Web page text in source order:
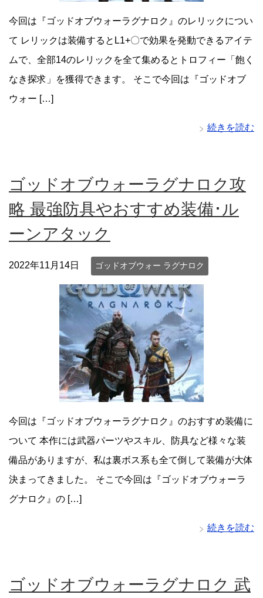
今回は『ゴッドオブウォーラグナロク』のレリックについ
て レリックは装備するとL1+〇で効果を発動できるアイテ
ムで、全部14のレリックを全て集めるとトロフィー「飽く
なき探求」を獲得できます。 そこで今回は『ゴッドオブ
ウォー […]
続きを読む
ゴッドオブウォーラグナロク攻
略 最強防具やおすすめ装備･ル
ーンアタック
2022年11月14日 ゴッドオブウォー ラグナロク
今回は『ゴッドオブウォーラグナロク』のおすすめ装備に
ついて 本作には武器パーツやスキル、防具など様々な装
備品がありますが、私は裏ボス系も全て倒して装備が大体
決まってきました。 そこで今回は『ゴッドオブウォーラ
グナロク』の […]
続きを読む
ゴッドオブウォーラグナロク 武